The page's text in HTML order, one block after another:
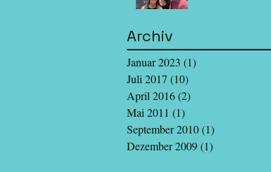
Archiv
Januar 2023 (1)
Juli 2017 (10)
April 2016(2)
Mai 2011 (1)
September 2010(1)
Dezember 2009(1)